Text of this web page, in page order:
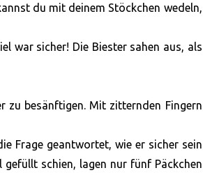
du mit deinem Stöckchen wedeln,
war sicher! Die Biester sahen aus, als
zu besänftigen. Mit zitternden Fingern
Frage geantwortet, wie er sicher sein
gefüllt schien, lagen nur fünf Päckchen